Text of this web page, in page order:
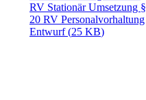
RV Stationär Umsetzung §
20 RV Personalvorhaltung
Entwurf(25 KB)